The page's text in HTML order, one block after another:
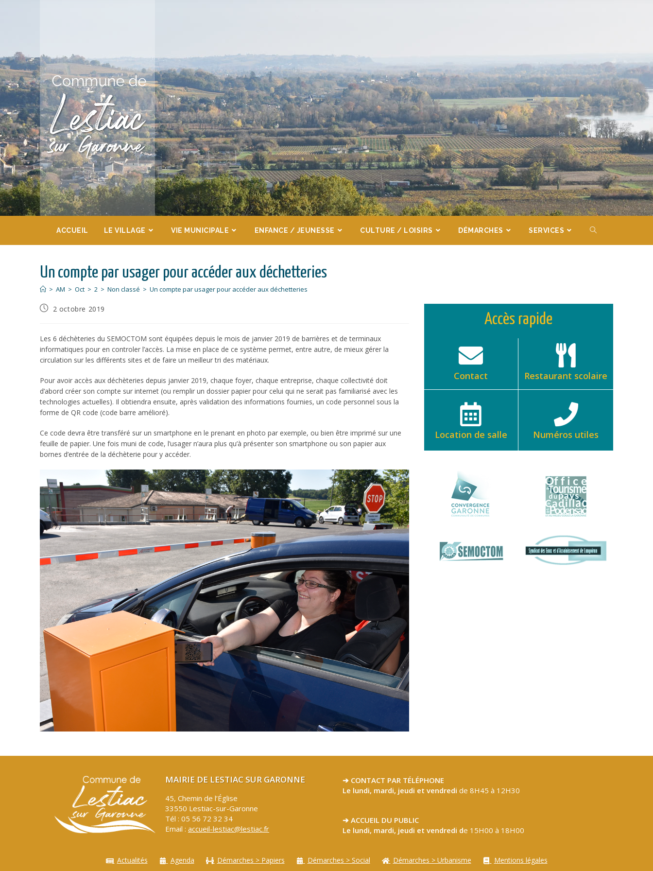
ACCUEIL LE VILLAGE VIE MUNICIPALE ENFANCE / JEUNESSE CULTURE / LOISIRS DÉMARCHES SERVICES
Un compte par usager pour accéder aux déchetteries
> AM > Oct > 2 > Non classé > Un compte par usager pour accéder aux déchetteries
2 octobre 2019
Les 6 déchèteries du SEMOCTOM sont équipées depuis le mois de janvier 2019 de barrières et de terminaux
informatiques pour en controler l’accès. La mise en place de ce système permet, entre autre, de mieux gérer la
circulation sur les différents sites et de faire un meilleur tri des matériaux.
Pour avoir accès aux déchèteries depuis janvier 2019, chaque foyer, chaque entreprise, chaque collectivité doit
d’abord créer son compte sur internet (ou remplir un dossier papier pour celui qui ne serait pas familiarisé avec les
technologies actuelles). Il obtiendra ensuite, après validation des informations fournies, un code personnel sous la
forme de QR code (code barre amélioré).
Ce code devra être transféré sur un smartphone en le prenant en photo par exemple, ou bien être imprimé sur une
feuille de papier. Une fois muni de code, l’usager n’aura plus qu’à présenter son smartphone ou son papier aux
bornes d’entrée de la déchèterie pour y accéder.
Accès rapide
Contact Restaurant scolaire
Location de salle Numéros utiles
MAIRIE DE LESTIAC SUR GARONNE
45, Chemin de l’Église
33550 Lestiac-sur-Garonne
Tél : 05 56 72 32 34
Email : accueil-lestiac@lestiac.fr
➔ CONTACT PAR TÉLÉPHONE
Le lundi, mardi, jeudi et vendredi de 8H45 à 12H30
➔ ACCUEIL DU PUBLIC
Le lundi, mardi, jeudi et vendredi de 15H00 à 18H00
Actualités Agenda Démarches > Papiers Démarches > Social Démarches > Urbanisme Mentions légales